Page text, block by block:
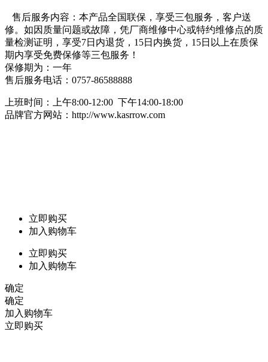
售后服务内容：本产品全国联保，享受三包服务，客户送
修。如因质量问题或故障，凭厂商维修中心或特约维修点的质
量检测证明，享受7日内退货，15日内换货，15日以上在质保
期内享受免费保修等三包服务！
保修期为：一年
售后服务电话：0757-86588888
上班时间：上午8:00-12:00 下午14:00-18:00
品牌官方网站：http://www.kasrrow.com
立即购买
加入购物车
立即购买
加入购物车
确定
确定
加入购物车
立即购买